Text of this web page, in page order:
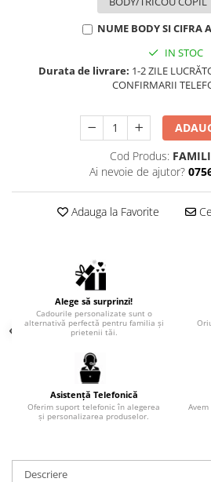
NUME BODY SI CIFRA
IN STOC
Durata de livrare: 1-2 ZILE
CONFIRMARII
Cod Produs:
Ai nevoie de ajutor?
Adauga la Favorite
Alege să surprinzi!
Cadourile personalizate sunt o
alternativă perfectă pentru familia și
prietenii tăi.
Asistență Telefonică
Oferim suport telefonic în alegerea
și personalizarea produselor.
Descriere